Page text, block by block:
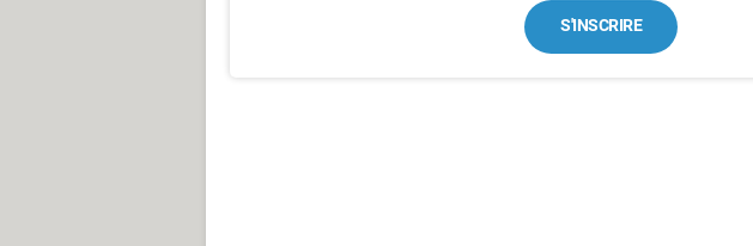
S'INSCRIRE